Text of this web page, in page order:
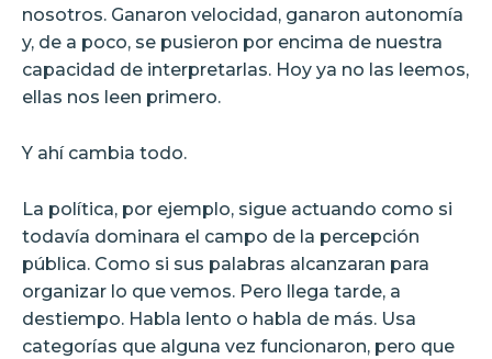
nosotros. Ganaron velocidad, ganaron autonomía
y, de a poco, se pusieron por encima de nuestra
capacidad de interpretarlas. Hoy ya no las leemos,
ellas nos leen primero.
Y ahí cambia todo.
La política, por ejemplo, sigue actuando como si
todavía dominara el campo de la percepción
pública. Como si sus palabras alcanzaran para
organizar lo que vemos. Pero llega tarde, a
destiempo. Habla lento o habla de más. Usa
categorías que alguna vez funcionaron, pero que